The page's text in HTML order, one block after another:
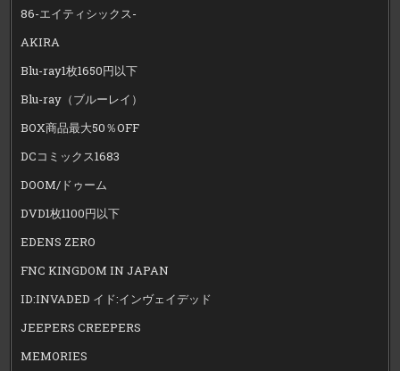
86-エイティシックス-
AKIRA
Blu-ray1枚1650円以下
Blu-ray（ブルーレイ）
BOX商品最大50％OFF
DCコミックス1683
DOOM/ドゥーム
DVD1枚1100円以下
EDENS ZERO
FNC KINGDOM IN JAPAN
ID:INVADED イド:インヴェイデッド
JEEPERS CREEPERS
MEMORIES